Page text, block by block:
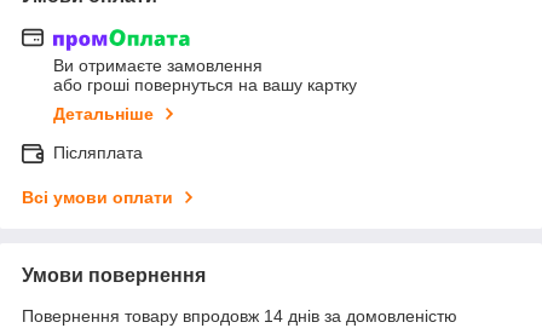
Ви отримаєте замовлення
або гроші повернуться на вашу картку
Детальніше
Післяплата
Всі умови оплати
Умови повернення
Повернення товару впродовж 14 днів за домовленістю